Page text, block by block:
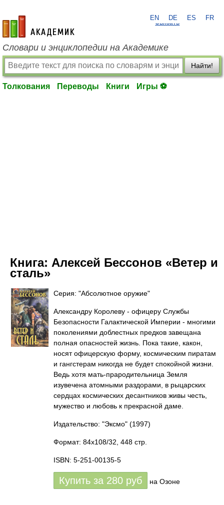
academic.ru
EN DE ES FR
Словари и энциклопедии на Академике
Найти!
Толкования Переводы Книги Игры ⚽
Книга: Алексей Бессонов «Ветер и
сталь»
Серия: "Абсолютное оружие"
Александру Королеву - офицеру Службы
Безопасности Галактической Империи - многими
поколениями доблестных предков завещана
полная опасностей жизнь. Пока такие, какон,
носят офицерскую форму, космическим пиратам
и гангстерам никогда не будет спокойной жизни.
Ведь хотя мать-прародительница Земля
изувечена атомными раздорами, в рыцарских
сердцах космических десантников живы честь,
мужество и любовь к прекрасной даме.
Издательство: "Эксмо" (1997)
Формат: 84x108/32, 448 стр.
ISBN: 5-251-00135-5
Купить за 280 руб на Озоне
Связать